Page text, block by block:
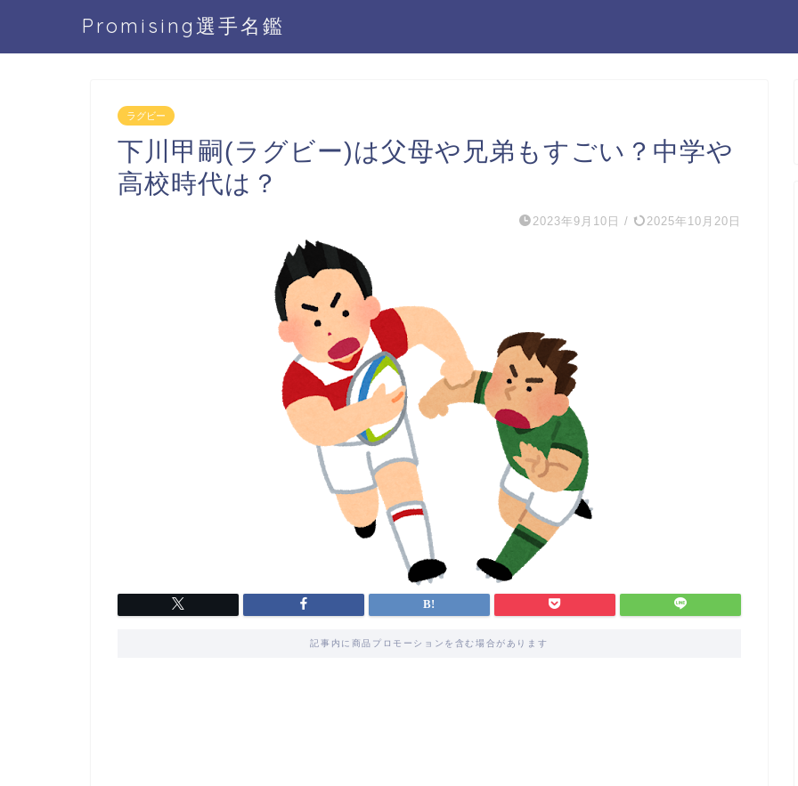
Promising選手名鑑
ラグビー
下川甲嗣(ラグビー)は父母や兄弟もすごい？中学や
高校時代は？
2023年9月10日 / 2025年10月20日
記事内に商品プロモーションを含む場合があります